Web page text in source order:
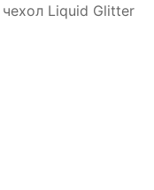
Liquid Glitter